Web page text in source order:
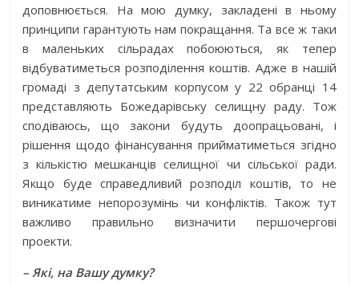
доповнюється. На мою думку, закладені в ньому
принципи гарантують нам покращання. Та все ж таки
в маленьких сільрадах побоюються, як тепер
відбуватиметься розподілення коштів. Адже в нашій
громаді з депутатським корпусом у 22 обранці 14
представляють Божедарівську селищну раду. Тож
сподіваюсь, що закони будуть доопрацьовані, і
рішення щодо фінансування прийматиметься згідно
з кількістю мешканців селищної чи сільської ради.
Якщо буде справедливий розподіл коштів, то не
виникатиме непорозумінь чи конфліктів. Також тут
важливо правильно визначити першочергові
проекти.
– Які, на Вашу думку?